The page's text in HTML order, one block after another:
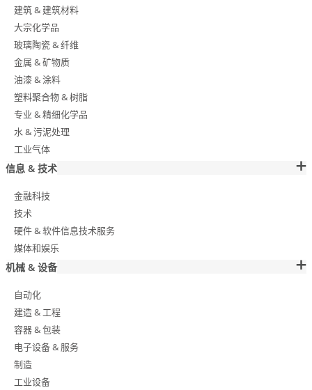
建筑 & 建筑材料
大宗化学品
玻璃陶瓷 & 纤维
金属 & 矿物质
油漆 & 涂料
塑料聚合物 & 树脂
专业 & 精细化学品
水 & 污泥处理
工业气体
信息 & 技术
金融科技
技术
硬件 & 软件信息技术服务
媒体和娱乐
机械 & 设备
自动化
建造 & 工程
容器 & 包装
电子设备 & 服务
制造
工业设备